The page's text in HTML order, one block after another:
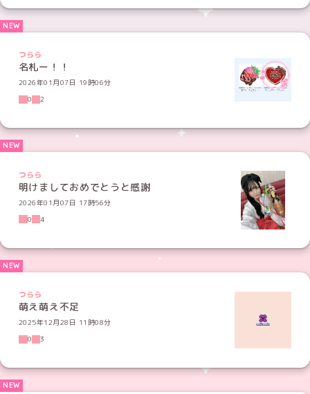
つらら
名札ー！！
2026年01月07日 19時06分
0
2
つらら
明けましておめでとうと感謝
2026年01月07日 17時56分
0
4
つらら
萌え萌え不足
2025年12月28日 11時08分
0
3